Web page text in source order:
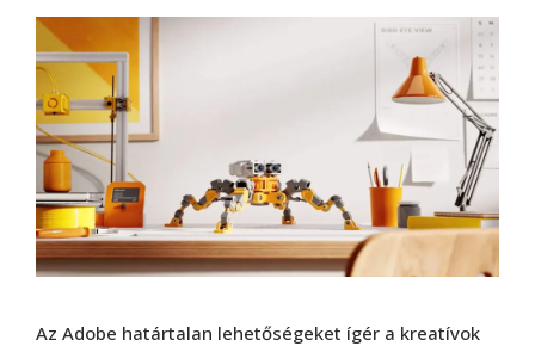
Az Adobe határtalan lehetőségeket ígér a kreatívok